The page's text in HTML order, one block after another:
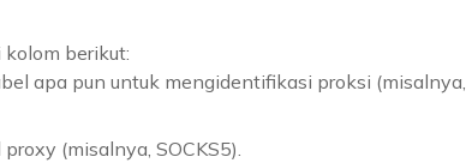
berikut:
apa pun untuk mengidentifikasi proksi (misalnya,
(misalnya, SOCKS5).